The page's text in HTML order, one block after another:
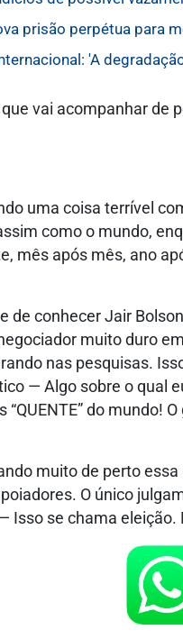
prisão perpétua para
'A
vai acompanhar de
uma coisa terrível
como o mundo,
mês após mês, ano
de conhecer Jair
muito duro
nas pesquisas.
— Algo sobre o qual
“QUENTE” do mundo!
muito de perto
O único
Isso se chama eleição.